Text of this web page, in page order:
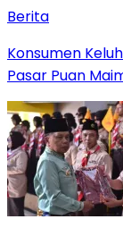
Berita
Konsumen
Pasar Puan